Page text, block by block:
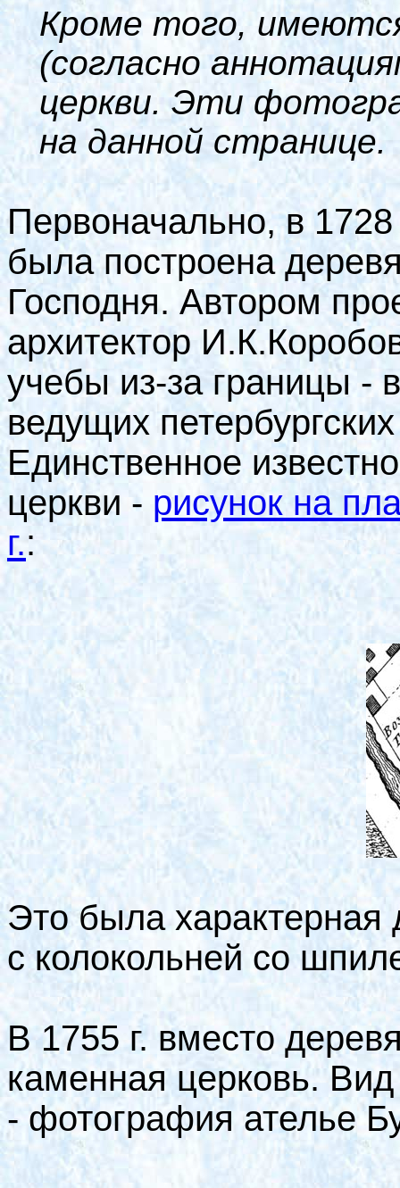
Кроме того,
(согласно
церкви. Эти
на данной странице.
Первоначально, в 1728
была построена
Господня. Автором
архитектор
учебы из-за границы -
ведущих
Единственное
церкви - рисунок на
г.:
Это была характерная
с колокольней со
В 1755 г. вместо
каменная церковь. Вид
- фотография ателье